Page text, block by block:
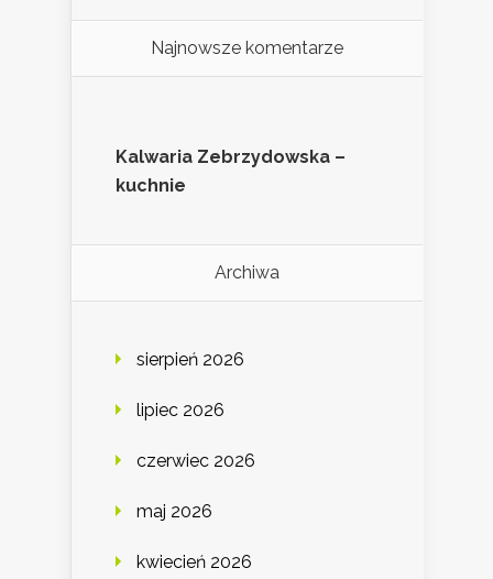
Najnowsze komentarze
Kalwaria Zebrzydowska –
kuchnie
Archiwa
sierpień 2026
lipiec 2026
czerwiec 2026
maj 2026
kwiecień 2026